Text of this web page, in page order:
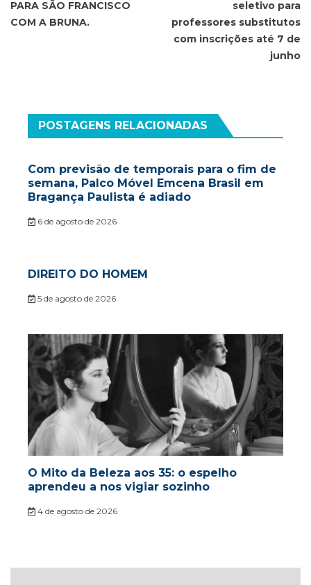
Post
PARA SÃO FRANCISCO
COM A BRUNA.
seletivo para
professores substitutos
com inscrições até 7 de
junho
POSTAGENS RELACIONADAS
Com previsão de temporais para o fim de
semana, Palco Móvel Emcena Brasil em
Bragança Paulista é adiado
6 de agosto de 2026
DIREITO DO HOMEM
5 de agosto de 2026
O Mito da Beleza aos 35: o espelho
aprendeu a nos vigiar sozinho
4 de agosto de 2026